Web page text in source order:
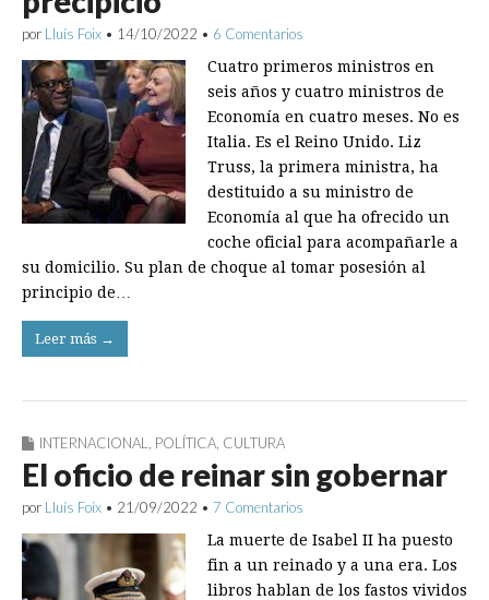
por Lluís Foix • 14/10/2022 • 6 Comentarios
Cuatro primeros ministros en
seis años y cuatro ministros de
Economía en cuatro meses. No es
Italia. Es el Reino Unido. Liz
Truss, la primera ministra, ha
destituido a su ministro de
Economía al que ha ofrecido un
coche oficial para acompañarle a
su domicilio. Su plan de choque al tomar posesión al
principio de…
Leer más →
INTERNACIONAL POLÍTICA CULTURA
El oficio de reinar sin gobernar
por Lluís Foix • 21/09/2022 • 7 Comentarios
La muerte de Isabel II ha puesto
fin a un reinado y a una era. Los
libros hablan de los fastos vividos